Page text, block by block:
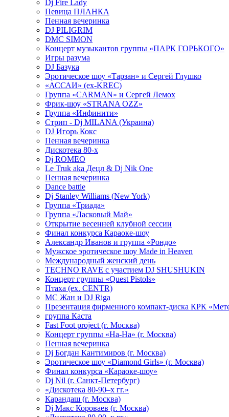
Dj Fire Lady
Певица ПЛАНКА
Пенная вечеринка
DJ PILIGRIM
DMC SIMON
Концерт музыкантов группы «ПАРК ГОРЬКОГО»
Игры разума
DJ Базука
Эротическое шоу «Тарзан» и Сергей Глушко
«АССАИ» (ex-KREC)
Группа «CARMAN» и Сергей Лемох
Фрик-шоу «STRANA OZZ»
Группа «Инфинити»
Стрип - Dj MILANA (Украина)
DJ Игорь Кокс
Пенная вечеринка
Дискотека 80-х
Dj ROMEO
Le Truk aka Децл & Dj Nik One
Пенная вечеринка
Dance battle
Dj Stanley Williams (New York)
Группа «Триада»
Группа «Ласковый Май»
Открытие весенней клубной сессии
Финал конкурса Караоке-шоу
Александр Иванов и группа «Рондо»
Мужское эротическое шоу Made in Heaven
Международный женский день
TECHNO RAVE с участием DJ SHUSHUKIN
Концерт группы «Quest Pistols»
Птаха (ex. CENTR)
МС Жан и DJ Riga
Презентация фирменного компакт-диска КРК
группа Каста
Fast Foot project (г. Москва)
Концерт группы «На-На» (г. Москва)
Пенная вечеринка
Dj Богдан Кантимиров (г. Москва)
Эротическое шоу «Diamond Girls» (г. Москва)
Финал конкурса «Караоке-шоу»
Dj Nil (г. Санкт-Петербург)
«Дискотека 80-90–х гг.»
Карандаш (г. Москва)
Dj Макс Короваев (г. Москва)